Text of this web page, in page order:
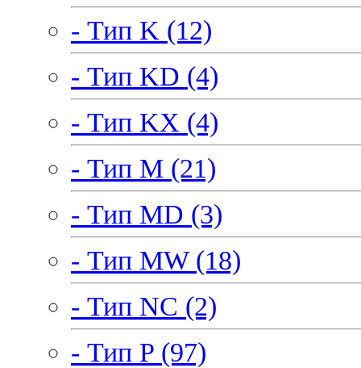
- Тип K (12)
- Тип KD (4)
- Тип KX (4)
- Тип M (21)
- Тип MD (3)
- Тип MW (18)
- Тип NC (2)
- Тип P (97)